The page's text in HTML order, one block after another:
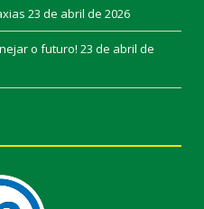
23 de abril de 2026
o futuro! 23 de abril de